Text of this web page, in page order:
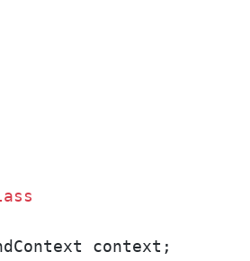
context;